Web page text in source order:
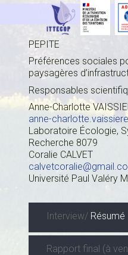
PEPITE
Préférences sociales
paysagères
Responsables
Anne-Charlotte
anne-
Laboratoire Écologie,
Recherche 8079
Coralie CALVET
Université Paul Valéry
Interview/ Résumé
Rapport final (à